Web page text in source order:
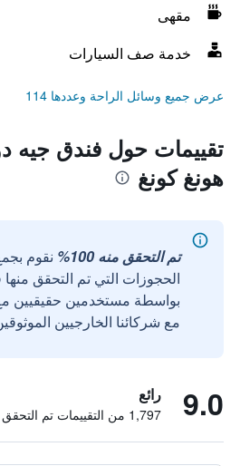
مقهى
خدمة صف السيارات
عرض جميع وسائل الراحة وعددها 114
تقييمات حول فندق جيه
هونغ كونغ
تم التحقق منه 100%
نقوم
الحجوزات التي تم التحقق
مع شركائنا الخارجيين
9.0 رائع
1,797 من التقييمات تم التحقق منها